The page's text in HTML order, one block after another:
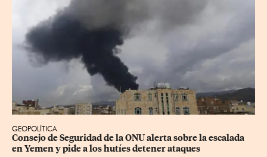
GEOPOLÍTICA
Consejo de Seguridad de la ONU alerta sobre la escalada
en Yemen y pide a los hutíes detener ataques